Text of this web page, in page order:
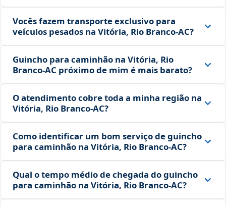
Vocês fazem transporte exclusivo para
veículos pesados na Vitória, Rio Branco‑AC?
Guincho para caminhão na Vitória, Rio
Branco‑AC próximo de mim é mais barato?
O atendimento cobre toda a minha região na
Vitória, Rio Branco‑AC?
Como identificar um bom serviço de guincho
para caminhão na Vitória, Rio Branco‑AC?
Qual o tempo médio de chegada do guincho
para caminhão na Vitória, Rio Branco‑AC?